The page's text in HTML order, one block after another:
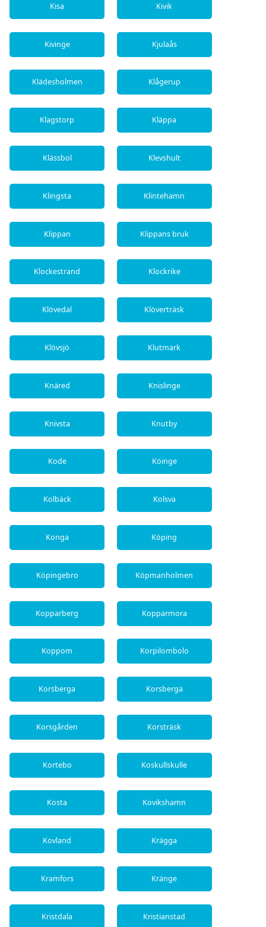
Kisa Kivik
Kivinge Kjulaås
Klädesholmen Klågerup
Klagstorp Kläppa
Klässbol Klevshult
Klingsta Klintehamn
Klippan Klippans bruk
Klockestrand Klockrike
Klövedal Klöverträsk
Klövsjö Klutmark
Knäred Knislinge
Knivsta Knutby
Kode Köinge
Kolbäck Kolsva
Konga Köping
Köpingebro Köpmanholmen
Kopparberg Kopparmora
Koppom Korpilombolo
Korsberga Korsberga
Korsgården Korsträsk
Kortebo Koskullskulle
Kosta Kovikshamn
Kovland Krägga
Kramfors Kränge
Kristdala Kristianstad